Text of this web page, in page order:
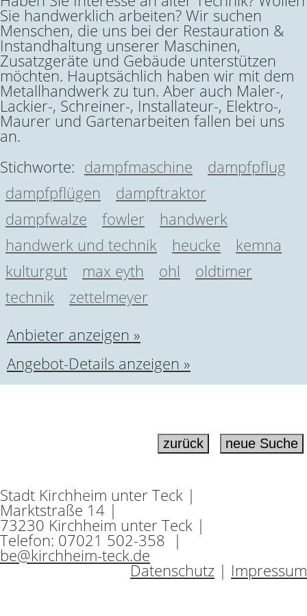
Sie handwerklich arbeiten? Wir suchen
Menschen, die uns bei der Restauration &
Instandhaltung unserer Maschinen,
Zusatzgeräte und Gebäude unterstützen
möchten. Hauptsächlich haben wir mit dem
Metallhandwerk zu tun. Aber auch Maler-,
Lackier-, Schreiner-, Installateur-, Elektro-,
Maurer und Gartenarbeiten fallen bei uns
an.
Stichworte: dampfmaschine
dampfpflug
dampfpflügen
dampftraktor
dampfwalze
fowler
handwerk
handwerk und technik
heucke
kemna
kulturgut
max eyth ohl
oldtimer
technik
zettelmeyer
Anbieter anzeigen »
Angebot-Details anzeigen »
Stadt Kirchheim unter Teck |
Marktstraße 14 |
73230 Kirchheim unter Teck |
Telefon: 07021 502-358 |
be@kirchheim-teck.de
Impressum
Datenschutz |